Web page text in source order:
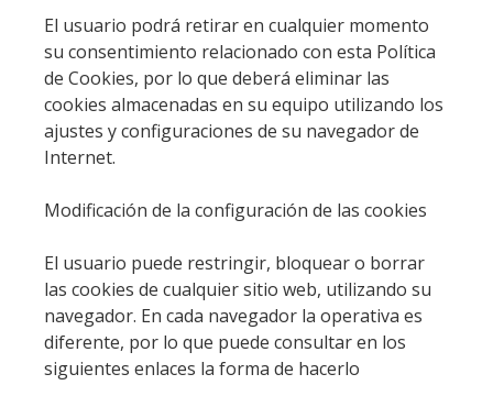
El usuario podrá retirar en cualquier momento
su consentimiento relacionado con esta Política
de Cookies, por lo que deberá eliminar las
cookies almacenadas en su equipo utilizando los
ajustes y configuraciones de su navegador de
Internet.
Modificación de la configuración de las cookies
El usuario puede restringir, bloquear o borrar
las cookies de cualquier sitio web, utilizando su
navegador. En cada navegador la operativa es
diferente, por lo que puede consultar en los
siguientes enlaces la forma de hacerlo